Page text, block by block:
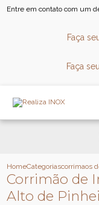
Entre em contato com um
Faça
Faça
HomeCategoriascorrimaos
Corrimão de
Alto de